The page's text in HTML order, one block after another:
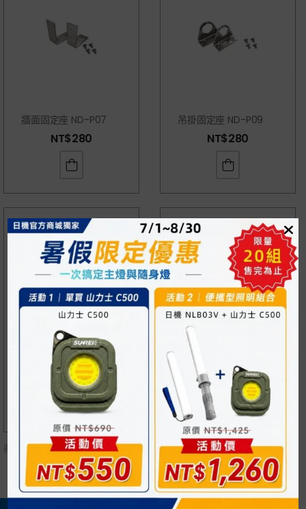
牆面固定座 ND-P07
NT$280
吊掛固定座 ND-P09
NT$280
固定腳架 ND-P15
NT$240
固定金具 ND-P17
NT$ 280
顯示 所有 4商品